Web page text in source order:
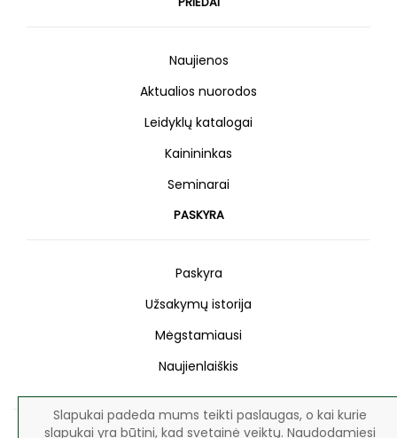
Slapukai padeda mums teikti paslaugas, o kai kurie
slapukai yra būtini, kad svetainė veiktų. Naudodamiesi
Naujienos
Aktualios nuorodos
Leidyklų katalogai
Kainininkas
Seminarai
PASKYRA
Paskyra
Užsakymų istorija
Mėgstamiausi
Naujienlaiškis